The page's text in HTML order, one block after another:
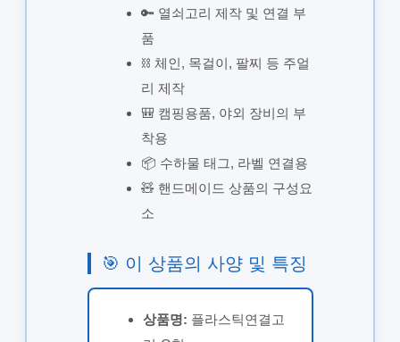
🔑 열쇠고리 제작 및 연결 부
품
⛓️ 체인, 목걸이, 팔찌 등 주얼
리 제작
🎒 캠핑용품, 야외 장비의 부
착용
📦 수하물 태그, 라벨 연결용
🧸 핸드메이드 상품의 구성요
소
🎯 이 상품의 사양 및 특징
상품명: 플라스틱연결고